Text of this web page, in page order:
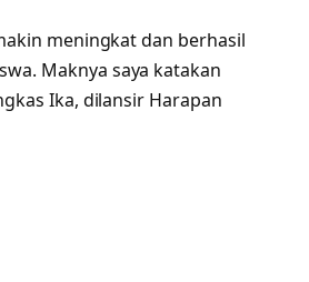
meningkat dan berhasil
Maknya saya katakan
Ika, dilansir Harapan